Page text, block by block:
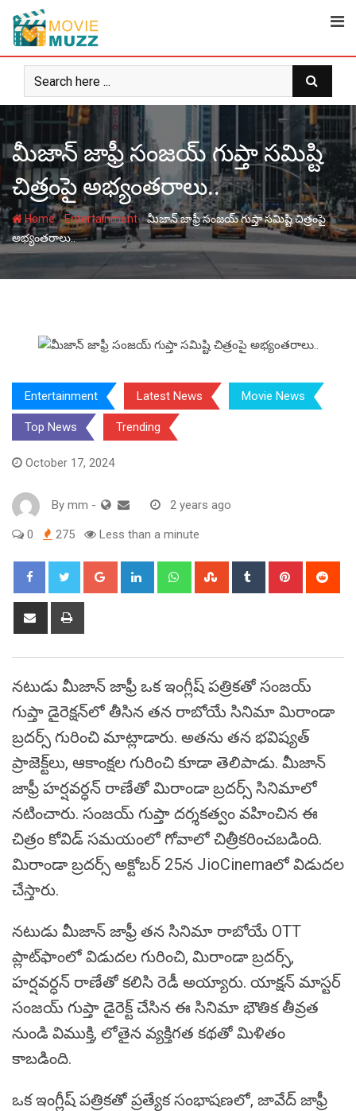
content
మీజాన్ జాఫ్రీ సంజయ్ గుప్తా సమిష్టి
చిత్రంపై అభ్యంతరాలు..
Home-Entertainment-మీజాన్ జాఫ్రీ సంజయ్ గుప్తా సమిష్టి చిత్రంపై
అభ్యంతరాలు..
Entertainment Latest News Movie News
Top News Trending
October 17, 2024
By mm - 2 years ago
0 275 Less than a minute
Google+ LinkedIn WhatsappStumbleUpon
Tumblr Pinterest
Share
నటుడు మీజాన్ జాఫ్రీ ఒక ఇంగ్లీష్ పత్రికతో సంజయ్
గుప్తా డైరెక్షన్‌లో తీసిన తన రాబోయే సినిమా మిరాండా
బ్రదర్స్ గురించి మాట్లాడారు. అతను తన భవిష్యత్
ప్రాజెక్ట్‌లు, ఆకాంక్షల గురించి కూడా తెలిపాడు. మీజాన్
జాఫ్రీ హర్షవర్ధన్ రాణేతో మిరాండా బ్రదర్స్‌ సినిమాలో
నటించారు. సంజయ్ గుప్తా దర్శకత్వం వహించిన ఈ
చిత్రం కోవిడ్ సమయంలో గోవాలో చిత్రీకరించబడింది.
మిరాండా బ్రదర్స్ అక్టోబర్ 25న JioCinemaలో విడుదల
చేస్తారు.
నటుడు మీజాన్ జాఫ్రీ తన సినిమా రాబోయే OTT
ప్లాట్‌ఫాంలో విడుదల గురించి, మిరాండా బ్రదర్స్,
హర్షవర్ధన్ రాణేతో కలిసి రెడీ అయ్యారు. యాక్షన్ మాస్టర్
సంజయ్ గుప్తా డైరెక్ట్ చేసిన ఈ సినిమా భౌతిక తీవ్రత
నుండి విముక్తి, లోతైన వ్యక్తిగత కథతో మిళితం
కాబడింది.
ఒక ఇంగ్లీష్ పత్రికతో ప్రత్యేక సంభాషణలో, జావేద్ జాఫ్రీ